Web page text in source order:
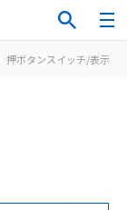
押ボタンスイッチ/表示灯